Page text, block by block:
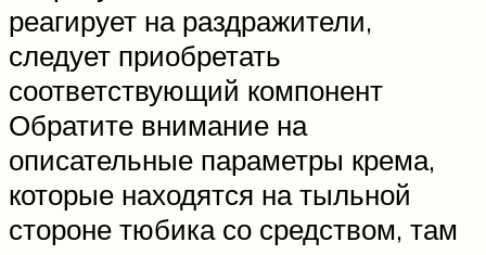
реагирует на раздражители,
следует приобретать
соответствующий компонент
Обратите внимание на
описательные параметры крема,
которые находятся на тыльной
стороне тюбика со средством, там